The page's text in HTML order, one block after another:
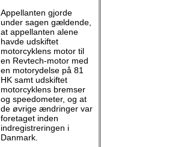
Appellanten gjorde
under sagen gældende,
at appellanten alene
havde udskiftet
motorcyklens motor til
en Revtech-motor med
en motorydelse på 81
HK samt udskiftet
motorcyklens bremser
og speedometer, og at
de øvrige ændringer var
foretaget inden
indregistreringen i
Danmark.